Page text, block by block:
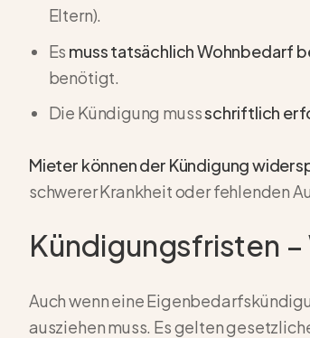
Eltern).
Es muss tatsächlich Wohnbedarf
benötigt.
Die Kündigung mussschriftlich
Mieter können der Kündigung
schwerer Krankheit oder fehlenden
Kündigungsfristen
Auch wenn eine
ausziehen muss. Es gelten